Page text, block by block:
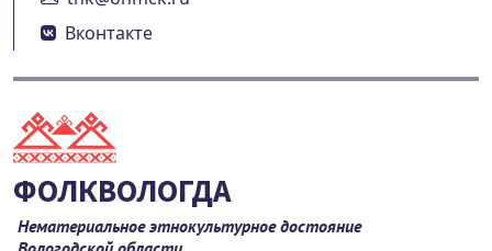
Вконтакте
ФОЛКВОЛОГДА
Нематериальное этнокультурное достояние